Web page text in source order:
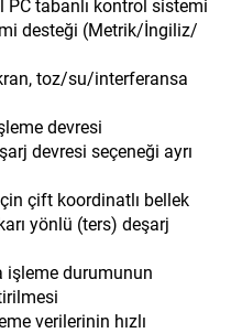
tabanlı kontrol sistemi
desteği (Metrik/İngiliz/
toz/su/interferansa
devresi
devresi seçeneği ayrı
çift koordinatlı bellek
yönlü (ters) deşarj
işleme durumunun
verilerinin hızlı